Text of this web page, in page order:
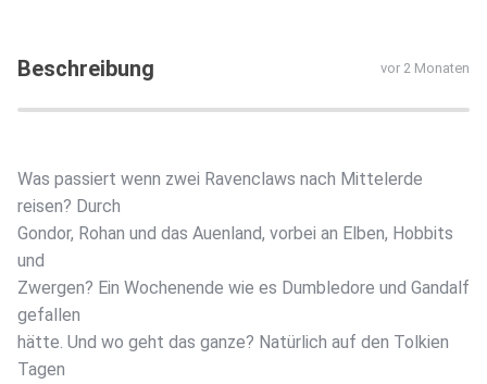
Beschreibung vor 2 Monaten
Was passiert wenn zwei Ravenclaws nach Mittelerde
reisen? Durch
Gondor, Rohan und das Auenland, vorbei an Elben, Hobbits
und
Zwergen? Ein Wochenende wie es Dumbledore und Gandalf
gefallen
hätte. Und wo geht das ganze? Natürlich auf den Tolkien
Tagen